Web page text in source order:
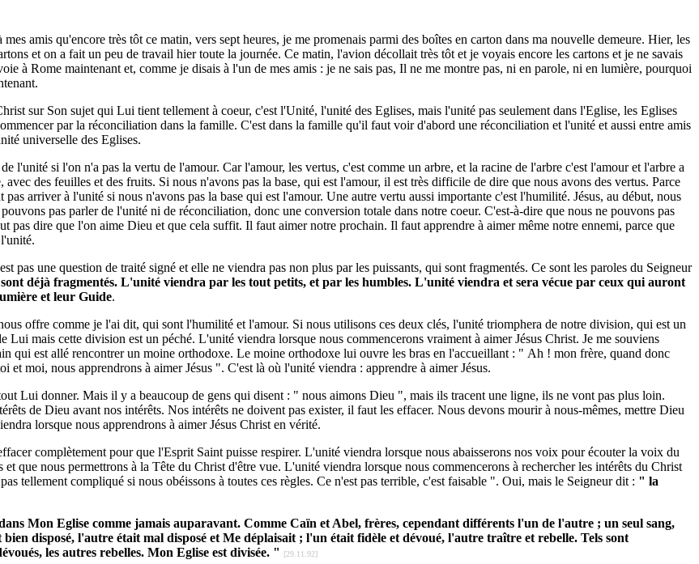
amis qu'encore très tôt ce matin, vers sept heures, je me promenais parmi des boîtes en carton dans ma nouvelle demeure. Hier, les
et on a fait un peu de travail hier toute la journée. Ce matin, l'avion décollait très tôt et je voyais encore les cartons et je ne savais
à Rome maintenant et, comme je disais à l'un de mes amis : je ne sais pas, Il ne me montre pas, ni en parole, ni en lumière, pourquoi
sur Son sujet qui Lui tient tellement à coeur, c'est l'Unité, l'unité des Eglises, mais l'unité pas seulement dans l'Eglise, les Eglises
par la réconciliation dans la famille. C'est dans la famille qu'il faut voir d'abord une réconciliation et l'unité et aussi entre amis
universelle des Eglises.
l'unité si l'on n'a pas la vertu de l'amour. Car l'amour, les vertus, c'est comme un arbre, et la racine de l'arbre c'est l'amour et l'arbre a
des feuilles et des fruits. Si nous n'avons pas la base, qui est l'amour, il est très difficile de dire que nous avons des vertus. Parce
arriver à l'unité si nous n'avons pas la base qui est l'amour. Une autre vertu aussi importante c'est l'humilité. Jésus, au début, nous
pas parler de l'unité ni de réconciliation, donc une conversion totale dans notre coeur. C'est-à-dire que nous ne pouvons pas
pas dire que l'on aime Dieu et que cela suffit. Il faut aimer notre prochain. Il faut apprendre à aimer même notre ennemi, parce que
une question de traité signé et elle ne viendra pas non plus par les puissants, qui sont fragmentés. Ce sont les paroles du Seigneur
déjà fragmentés. L'unité viendra par les tout petits, et par les humbles. L'unité viendra et sera vécue par ceux qui auront
et leur Guide.
offre comme je l'ai dit, qui sont l'humilité et l'amour. Si nous utilisons ces deux clés, l'unité triomphera de notre division, qui est un
Lui mais cette division est un péché. L'unité viendra lorsque nous commencerons vraiment à aimer Jésus Christ. Je me souviens
qui est allé rencontrer un moine orthodoxe. Le moine orthodoxe lui ouvre les bras en l'accueillant : " Ah ! mon frère, quand donc
moi, nous apprendrons à aimer Jésus ". C'est là où l'unité viendra : apprendre à aimer Jésus.
Lui donner. Mais il y a beaucoup de gens qui disent : " nous aimons Dieu ", mais ils tracent une ligne, ils ne vont pas plus loin.
de Dieu avant nos intérêts. Nos intérêts ne doivent pas exister, il faut les effacer. Nous devons mourir à nous-mêmes, mettre Dieu
lorsque nous apprendrons à aimer Jésus Christ en vérité.
complètement pour que l'Esprit Saint puisse respirer. L'unité viendra lorsque nous abaisserons nos voix pour écouter la voix du
que nous permettrons à la Tête du Christ d'être vue. L'unité viendra lorsque nous commencerons à rechercher les intérêts du Christ
tellement compliqué si nous obéissons à toutes ces règles. Ce n'est pas terrible, c'est faisable ". Oui, mais le Seigneur dit : " la
Mon Eglise comme jamais auparavant. Comme Caïn et Abel, frères, cependant différents l'un de l'autre ; un seul sang,
disposé, l'autre était mal disposé et Me déplaisait ; l'un était fidèle et dévoué, l'autre traître et rebelle. Tels sont
les autres rebelles. Mon Eglise est divisée. "
[29.11.92]